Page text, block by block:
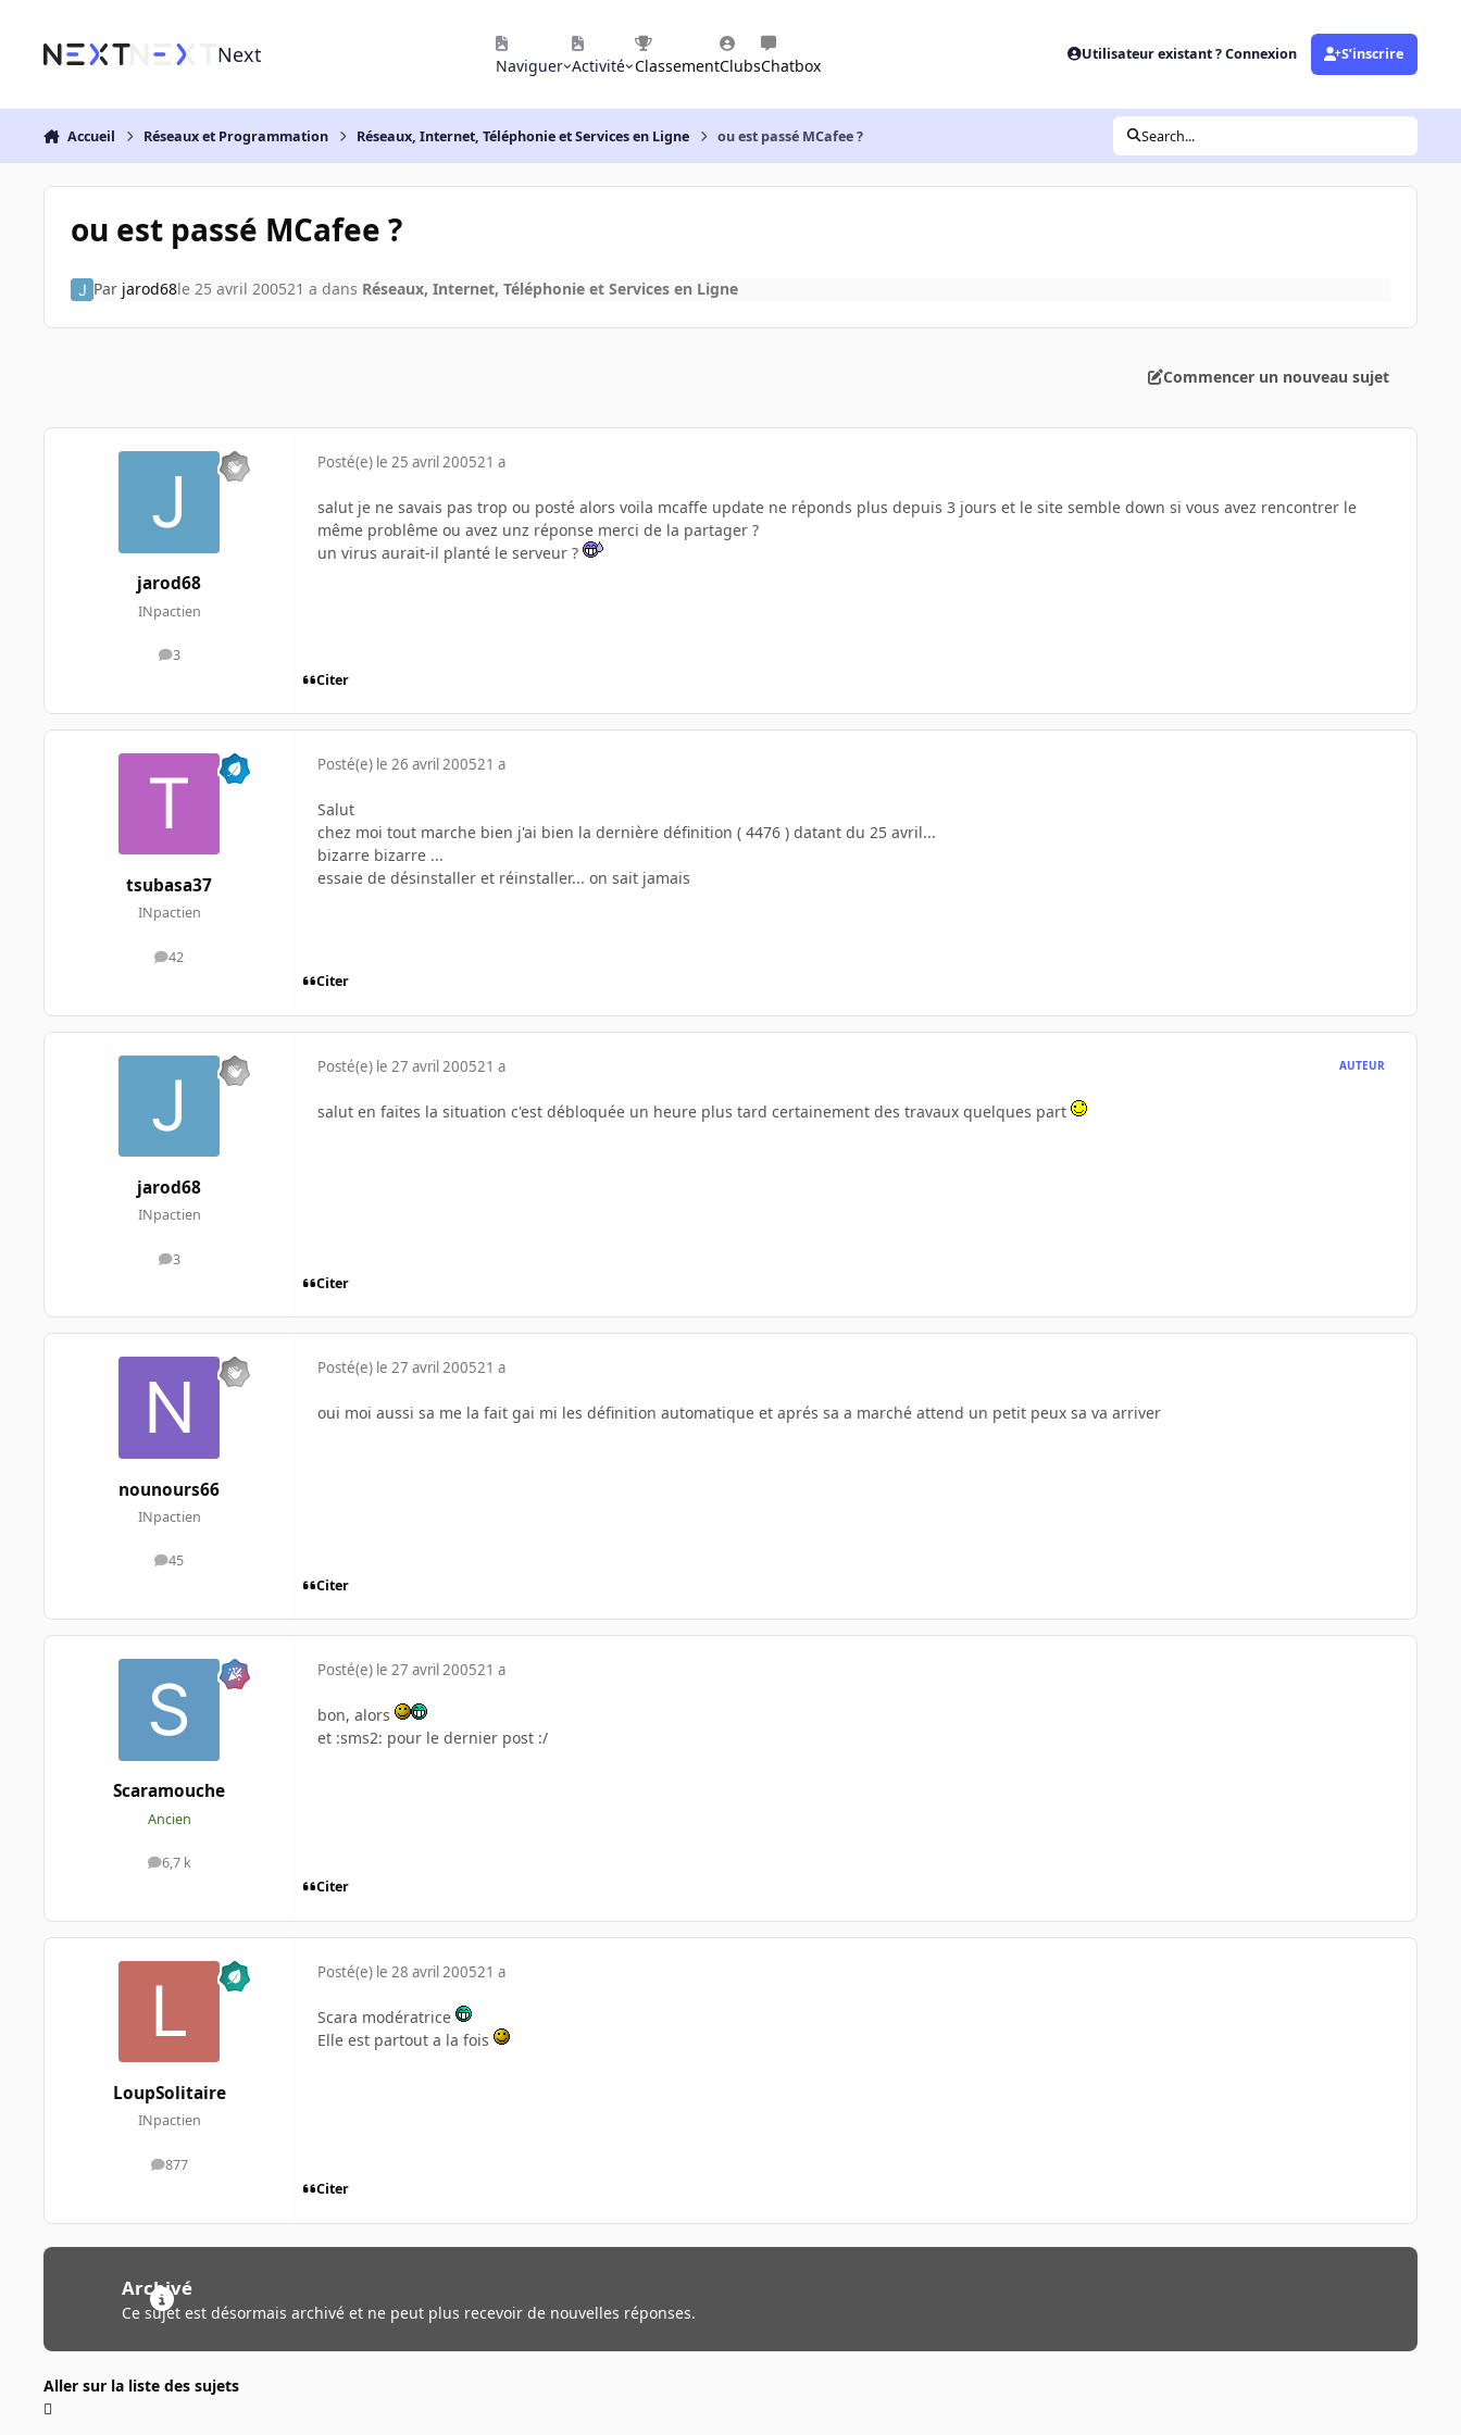
Next Naviguer Activité ClassementClubsChatbox
Utilisateur existant ? Connexion S’inscrire
Accueil Réseaux et Programmation Réseaux, Internet, Téléphonie et Services en Ligne ou est passé MCafee ? Search...
ou est passé MCafee ?
Par jarod68le 25 avril 200521 a dans Réseaux, Internet, Téléphonie et Services en Ligne
Commencer un nouveau sujet
jarod68
INpactien
3
messages
Posté(e) le 25 avril 200521 a
salut je ne savais pas trop ou posté alors voila mcaffe update ne réponds plus depuis 3 jours et le site semble down si vous avez rencontrer le
même problême ou avez unz réponse merci de la partager ?
un virus aurait-il planté le serveur ?
Citer
tsubasa37
INpactien
42
messages
Posté(e) le 26 avril 200521 a
Salut
chez moi tout marche bien j'ai bien la dernière définition ( 4476 ) datant du 25 avril...
bizarre bizarre ...
essaie de désinstaller et réinstaller... on sait jamais
Citer
jarod68
INpactien
3
messages
Posté(e) le 27 avril 200521 a AUTEUR
salut en faites la situation c'est débloquée un heure plus tard certainement des travaux quelques part
Citer
nounours66
INpactien
45
messages
Posté(e) le 27 avril 200521 a
oui moi aussi sa me la fait gai mi les définition automatique et aprés sa a marché attend un petit peux sa va arriver
Citer
Scaramouche
Ancien
6,7 k
messages
Posté(e) le 27 avril 200521 a
bon, alors
et :sms2: pour le dernier post :/
Citer
LoupSolitaire
INpactien
877
messages
Posté(e) le 28 avril 200521 a
Scara modératrice
Elle est partout a la fois
Citer
Archivé
Ce sujet est désormais archivé et ne peut plus recevoir de nouvelles réponses.
Aller sur la liste des sujets